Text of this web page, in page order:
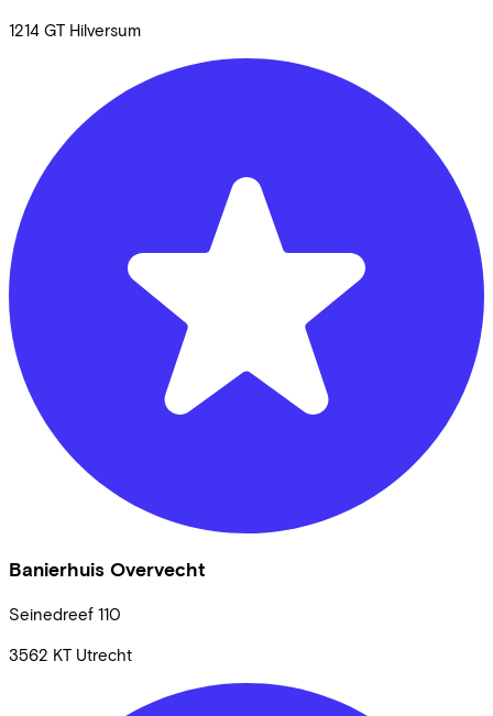
1214 GT Hilversum
Banierhuis Overvecht
Seinedreef 110
3562 KT Utrecht